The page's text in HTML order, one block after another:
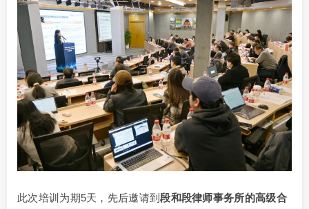
此次培训为期5天，先后邀请到段和段律师事务所的高级合